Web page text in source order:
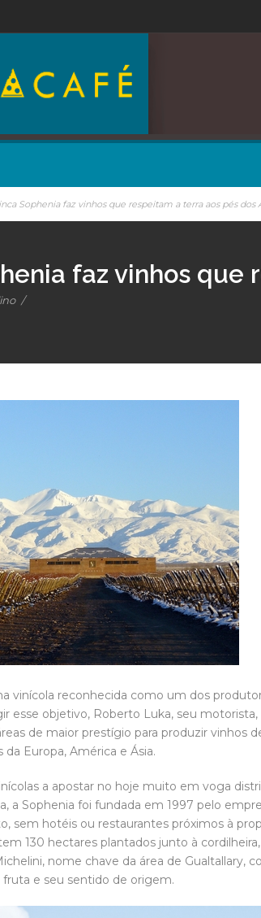
Sophenia faz vinhos que respeitam a terra aos pés dos
faz vinhos
/
vinícola reconhecida como um dos
esse objetivo, Roberto Luka, seu
de maior prestígio para produzir vinhos
Europa, América e Ásia.
a apostar no hoje muito em voga
a Sophenia foi fundada em 1997 pelo
sem hotéis ou restaurantes próximos à
130 hectares plantados junto à
nome chave da área de Gualtallary,
e seu sentido de origem.